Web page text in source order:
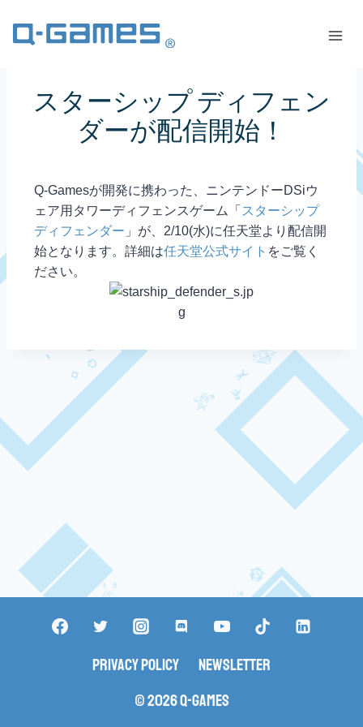
スターシップ ディフェン
ダーが配信開始！
Q-Gamesが開発に携わった、ニンテンドーDSiウ
ェア用タワーディフェンスゲーム「 スターシップ
ディフェンダー 」が、2/10(水)に任天堂より配信開
始となります。詳細は任天堂公式サイト をご覧く
ださい。
Privacy Policy
Newsletter
© 2026 Q-Games